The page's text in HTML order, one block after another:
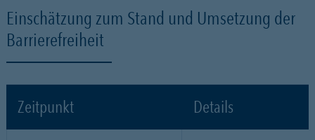
Einschätzung zum Stand und Umsetzung der
Barrierefreiheit
Zeitpunkt Details